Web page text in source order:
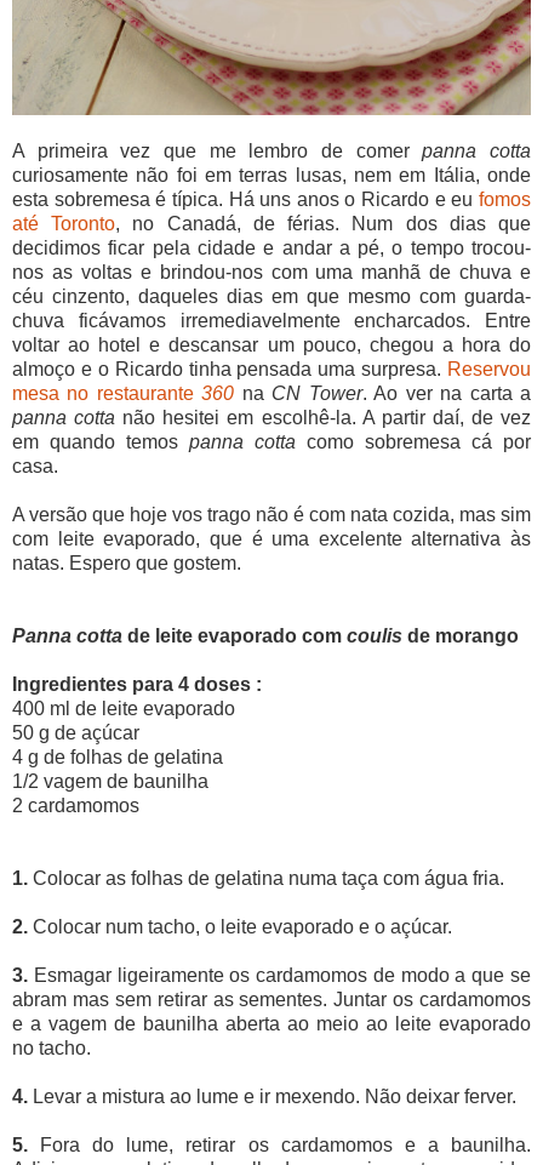
A primeira vez que me lembro de comerpanna cotta
curiosamente não foi em terras lusas, nem em Itália, onde
esta sobremesa é típica. Há uns anos o Ricardo e eu fomos
até Toronto, no Canadá, de férias. Num dos dias que
decidimos ficar pela cidade e andar a pé, o tempo trocou-
nos as voltas e brindou-nos com uma manhã de chuva e
céu cinzento, daqueles dias em que mesmo com guarda-
chuva ficávamos irremediavelmente encharcados. Entre
voltar ao hotel e descansar um pouco, chegou a hora do
almoço e o Ricardo tinha pensada uma surpresa. Reservou
mesa no restaurante360 na CN Tower. Ao ver na carta a
panna cotta não hesitei em escolhê-la. A partir daí, de vez
em quando temos panna cotta como sobremesa cá por
casa.
A versão que hoje vos trago não é com nata cozida, mas sim
com leite evaporado, que é uma excelente alternativa às
natas. Espero que gostem.
Panna cotta de leite evaporado com coulis de morango
Ingredientes para 4 doses :
400 ml de leite evaporado
50 g de açúcar
4 g de folhas de gelatina
1/2 vagem de baunilha
2 cardamomos
1. Colocar as folhas de gelatina numa taça com água fria.
2. Colocar num tacho, o leite evaporado e o açúcar.
3. Esmagar ligeiramente os cardamomos de modo a que se
abram mas sem retirar as sementes. Juntar os cardamomos
e a vagem de baunilha aberta ao meio ao leite evaporado
no tacho.
4. Levar a mistura ao lume e ir mexendo. Não deixar ferver.
5. Fora do lume, retirar os cardamomos e a baunilha.